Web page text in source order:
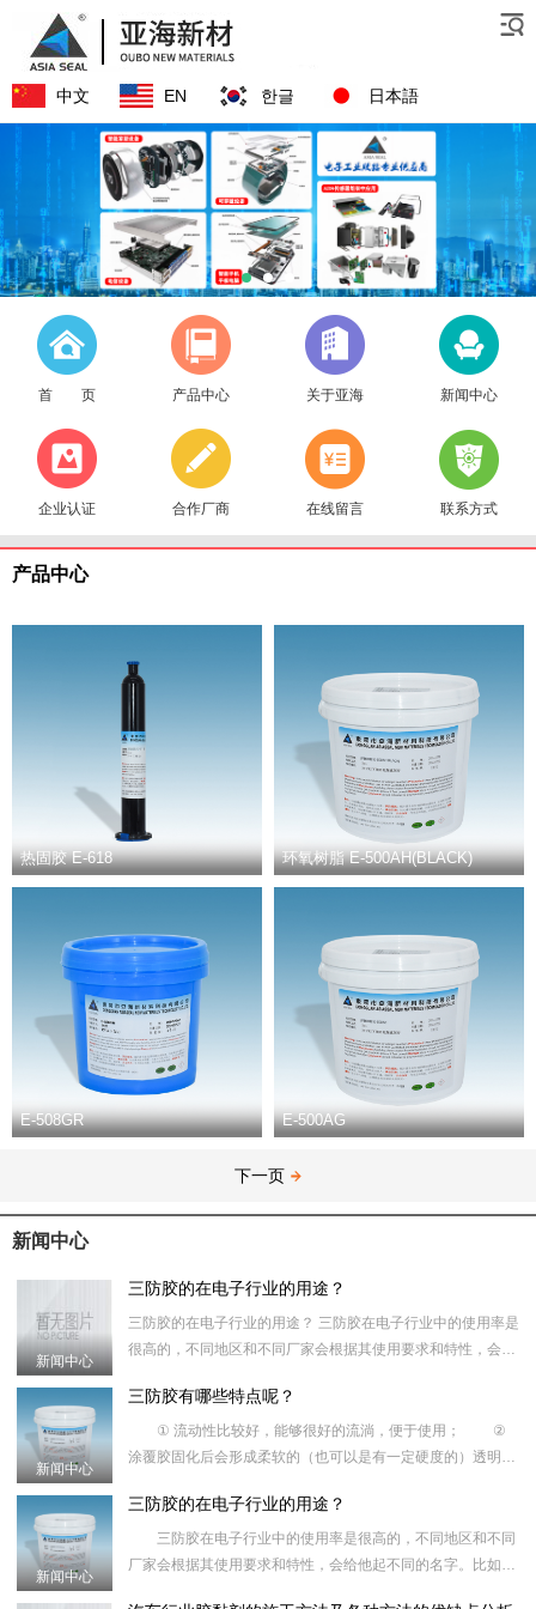
中文 EN 한글 日本語
首 页 产品中心 关于亚海 新闻中心
企业认证 合作厂商 在线留言 联系方式
产品中心
热固胶 E-618 环氧树脂 E-500AH(BLACK)
E-508GR E-500AG
下一页
新闻中心
新闻中心
三防胶的在电子行业的用途？
三防胶的在电子行业的用途？ 三防胶在电子行业中的使用率是
很高的，不同地区和不同厂家会根据其使用要求和特性，会给
新闻中心
三防胶有哪些特点呢？
① 流动性比较好，能够很好的流淌，便于使用； ②
涂覆胶固化后会形成柔软的（也可以是有一定硬度的）透明的
③优越的耐
新闻中心
三防胶的在电子行业的用途？
三防胶在电子行业中的使用率是很高的，不同地区和不同
厂家会根据其使用要求和特性，会给他起不同的名字。比如：